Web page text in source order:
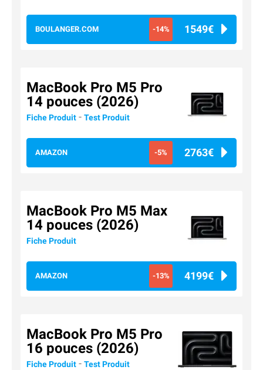
BOULANGER.COM -14% 1549€
MacBook Pro M5 Pro
14 pouces (2026)
Fiche Produit - Test Produit
AMAZON -5% 2763€
MacBook Pro M5 Max
14 pouces (2026)
Fiche Produit
AMAZON -13% 4199€
MacBook Pro M5 Pro
16 pouces (2026)
Fiche Produit - Test Produit